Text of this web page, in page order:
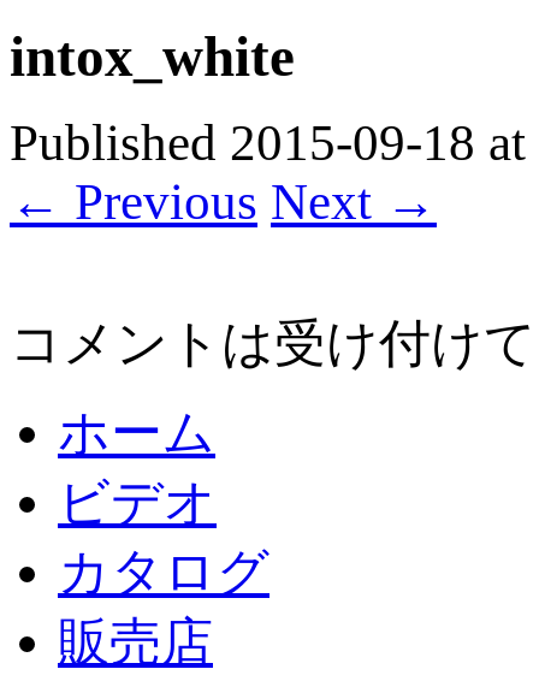
intox_white
Published 2015-09-18 at
← Previous Next →
コメントは受け付け
ホーム
ビデオ
カタログ
販売店